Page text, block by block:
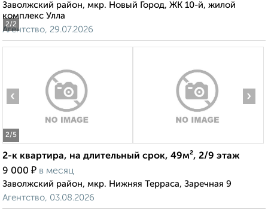
2/2
Заволжский район, мкр. Новый Город, ЖК 10-й, жилой
комплекс Улла
Агентство, 29.07.2026
2/5
‹ ›
2-к квартира, на длительный срок, 49м², 2/9 этаж
9 000 ₽ в месяц
Заволжский район, мкр. Нижняя Терраса, Заречная 9
Агентство, 03.08.2026